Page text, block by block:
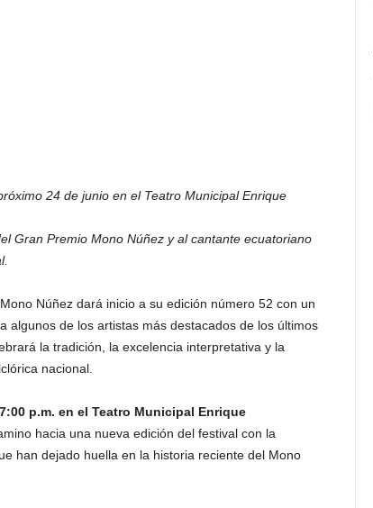
24 de junio en el Teatro Municipal Enrique
Gran Premio Mono Núñez y al cantante ecuatoriano
Núñez dará inicio a su edición número 52 con un
algunos de los artistas más destacados de los últimos
la tradición, la excelencia interpretativa y la
nacional.
p.m. en el Teatro Municipal Enrique
hacia una nueva edición del festival con la
han dejado huella en la historia reciente del Mono